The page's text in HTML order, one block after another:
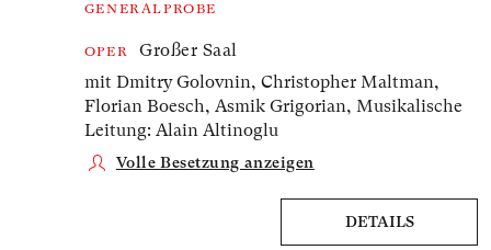
GENERALPROBE
OPER
Großer Saal
mit Dmitry Golovnin, Christopher Maltman,
Florian Boesch, Asmik Grigorian, Musikalische
Leitung: Alain Altinoglu
Volle Besetzung anzeigen
DETAILS
Sehr geehrte Besucherin,